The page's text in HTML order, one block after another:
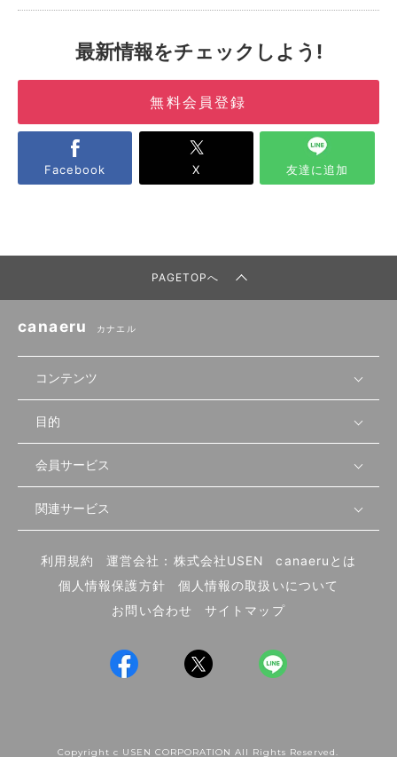
最新情報をチェックしよう!
無料会員登録
Facebook X 友達に追加
PAGETOPへ
canaeru カナエル
コンテンツ
無料開業相談
セミナー情報
セミナー動画
物件を探す
首都圏
北海道
先輩開業者の声
開業・経営に関する記事
編集ポリシー
業態別の開業方法
UIターン開業特集
目的
店舗運営
物件
内装・設備
食材・仕入れ
会員サービス
会員登録
ログイン
関連サービス
飲食店サクセスガイド（外部サイト）
利用規約 運営会社：株式会社USEN
canaeruとは
個人情報保護方針
個人情報の取扱いについて
お問い合わせ
サイトマップ
Copyright c USEN CORPORATION All Rights Reserved.